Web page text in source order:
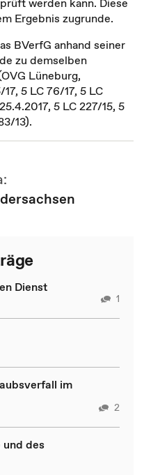
Ergebnis zugrunde.
BVerfG anhand seiner
zu demselben
Lüneburg,
5 LC 76/17, 5 LC
5 LC 227/15, 5
13).
Dienst
1
im
2
und des